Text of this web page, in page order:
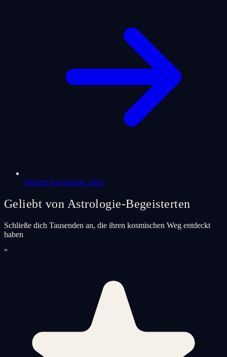
Merkur Rückläufig 2026
Geliebt von Astrologie-Begeisterten
Schließe dich Tausenden an, die ihren kosmischen Weg entdeckt
haben
“